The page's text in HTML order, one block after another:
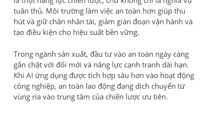
tuân thủ. Môi trường làm việc an toàn hơn giúp thu
hút và giữ chân nhân tài, giảm gián đoạn vận hành và
tạo điều kiện cho hiệu suất bền vững.
Trong ngành sản xuất, đầu tư vào an toàn ngày càng
gắn chặt với đổi mới và năng lực cạnh tranh dài hạn.
Khi AI ứng dụng được tích hợp sâu hơn vào hoạt động
công nghiệp, an toàn lao động đang dịch chuyển từ
vùng rìa vào trung tâm của chiến lược ưu tiên.